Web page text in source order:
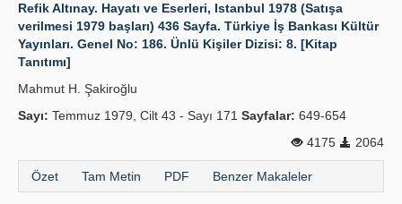
Refik Altınay. Hayatı ve Eserleri, Istanbul 1978 (Satışa
verilmesi 1979 başları) 436 Sayfa. Türkiye İş Bankası Kültür
Yayınları. Genel No: 186. Ünlü Kişiler Dizisi: 8. [Kitap
Tanıtımı]
Mahmut H. Şakiroğlu
Sayı: Temmuz 1979, Cilt 43 - Sayı 171 Sayfalar: 649-654
4175
2064
Özet Tam Metin PDF Benzer Makaleler